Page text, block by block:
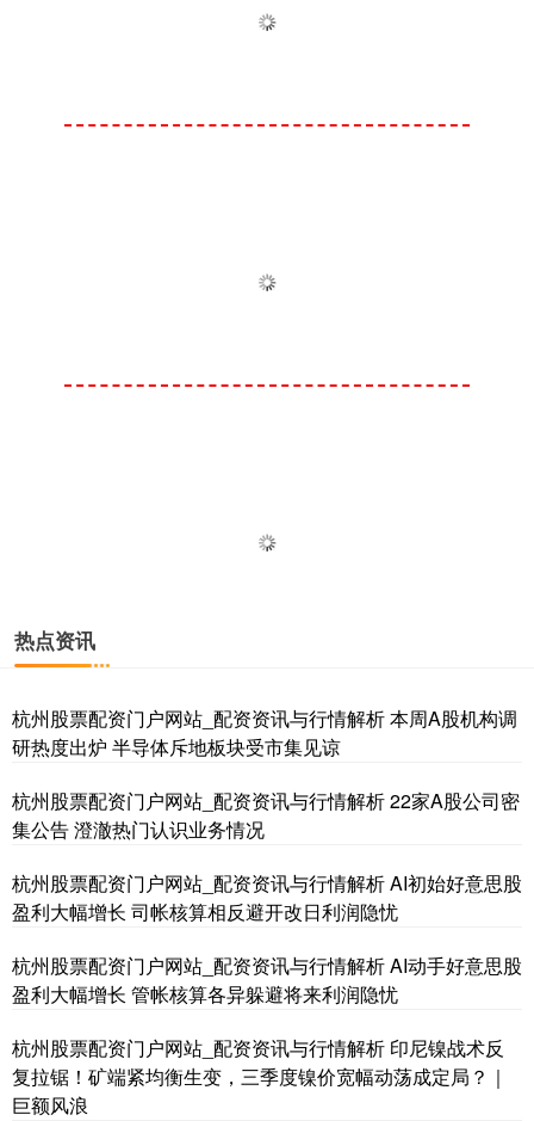
热点资讯
杭州股票配资门户网站_配资资讯与行情解析 本周A股机构调
研热度出炉 半导体斥地板块受市集见谅
杭州股票配资门户网站_配资资讯与行情解析 22家A股公司密
集公告 澄澈热门认识业务情况
杭州股票配资门户网站_配资资讯与行情解析 AI初始好意思股
盈利大幅增长 司帐核算相反避开改日利润隐忧
杭州股票配资门户网站_配资资讯与行情解析 AI动手好意思股
盈利大幅增长 管帐核算各异躲避将来利润隐忧
杭州股票配资门户网站_配资资讯与行情解析 印尼镍战术反
复拉锯！矿端紧均衡生变，三季度镍价宽幅动荡成定局？｜
巨额风浪